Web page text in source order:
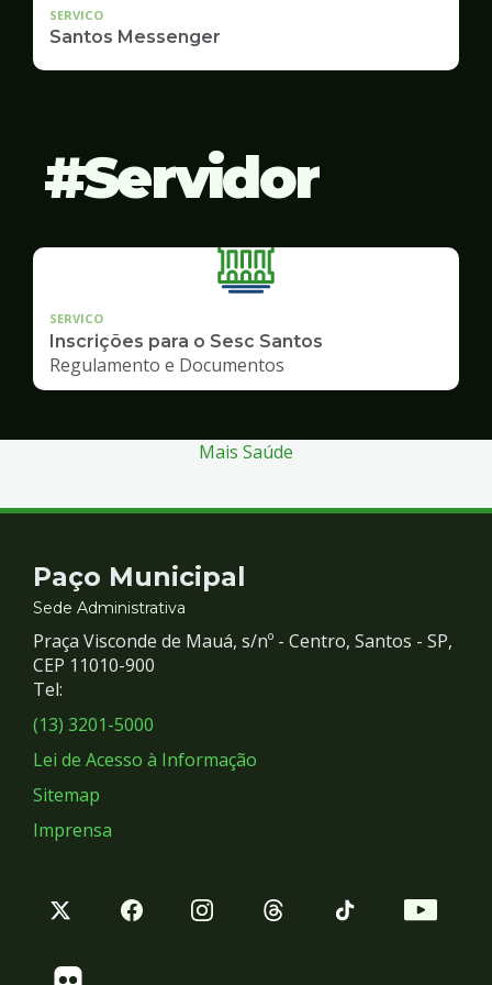
SERVICO
Santos Messenger
Servidor
SERVICO
Inscrições para o Sesc Santos
Regulamento e Documentos
Mais Saúde
Contato
e
Redes
Sociais
Paço Municipal
Sede Administrativa
Praça Visconde de Mauá, s/nº - Centro, Santos - SP,
CEP 11010-900
Tel:
(13) 3201-5000
Lei de Acesso à Informação
Sitemap
Imprensa